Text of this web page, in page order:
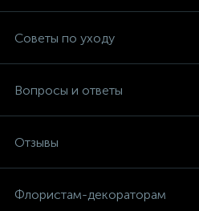
Советы по уходу
Вопросы и ответы
Отзывы
Флористам-декораторам